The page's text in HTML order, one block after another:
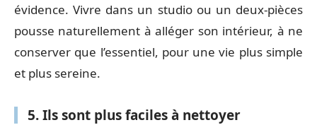
évidence. Vivre dans un studio ou un deux-pièces
pousse naturellement à alléger son intérieur, à ne
conserver que l’essentiel, pour une vie plus simple
et plus sereine.
5. Ils sont plus faciles à nettoyer